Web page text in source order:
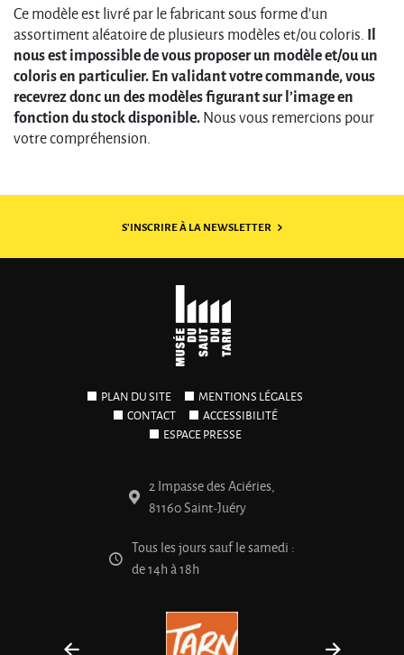
Ce modèle est livré par le fabricant sous forme d’un
assortiment aléatoire de plusieurs modèles et/ou coloris. Il
nous est impossible de vous proposer un modèle et/ou un
coloris en particulier. En validant votre commande, vous
recevrez donc un des modèles figurant sur l’image en
fonction du stock disponible. Nous vous remercions pour
votre compréhension.
S'INSCRIRE À LA NEWSLETTER
PLAN DU SITE
MENTIONS LÉGALES
CONTACT
ACCESSIBILITÉ
ESPACE PRESSE
2 Impasse des Aciéries,
81160 Saint-Juéry
Tous les jours sauf le samedi :
de 14h à 18h